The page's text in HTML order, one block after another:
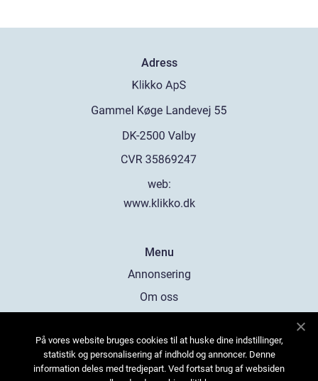
Adress
web:
www.klikko.dk
Menu
Annonsering
Om oss
Kontakta oss
Sitemap
På vores website bruges cookies til at huske dine indstillinger,
statistik og personalisering af indhold og annoncer. Denne
information deles med tredjepart. Ved fortsat brug af websiden